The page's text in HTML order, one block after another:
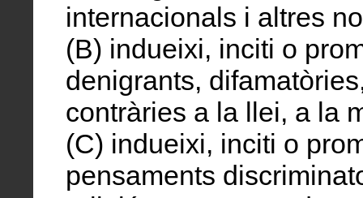
internacionals i altres
(B) indueixi, inciti o
denigrants,
contràries a la llei, a la
(C) indueixi, inciti o
pensaments